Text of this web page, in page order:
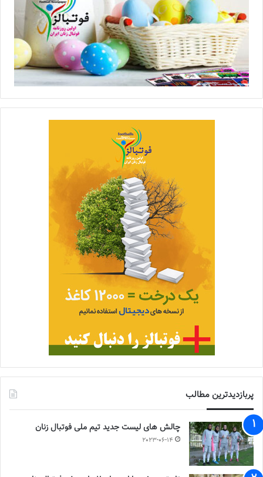
پربازدیدترین مطالب
چالش هاى ليست جدید تيم ملى فوتبال زنان
2023-06-14